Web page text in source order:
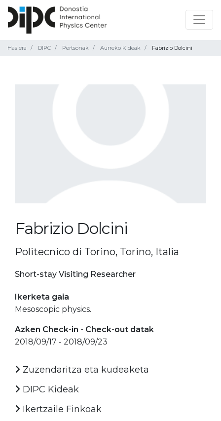
Hasiera DIPC Pertsonak Aurreko Kideak Fabrizio Dolcini
Fabrizio Dolcini
Politecnico di Torino, Torino, Italia
Short-stay Visiting Researcher
Ikerketa gaia
Mesoscopic physics.
Azken Check-in - Check-out datak
2018/09/17 - 2018/09/23
Zuzendaritza eta kudeaketa
DIPC Kideak
Ikertzaile Finkoak